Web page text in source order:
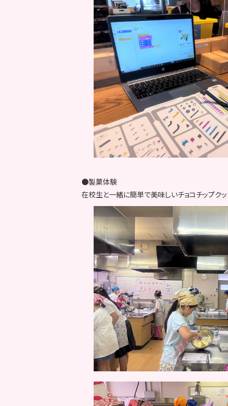
●製菓体験
在校生と一緒に簡単で美味しいチョコチップクッ